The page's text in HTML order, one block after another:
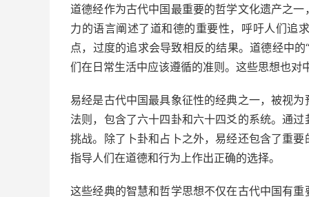
道德经作为古代中国最重要的哲学文化遗产之
力的语言阐述了道和德的重要性，呼吁人们追
点，过度的追求会导致相反的结果。道德经中
们在日常生活中应该遵循的准则。这些思想也
易经是古代中国最具象征性的经典之一，被视
法则，包含了六十四卦和六十四爻的系统。通
挑战。除了卜卦和占卜之外，易经还包含了重
指导人们在道德和行为上作出正确的选择。
这些经典的智慧和哲学思想不仅在古代中国有